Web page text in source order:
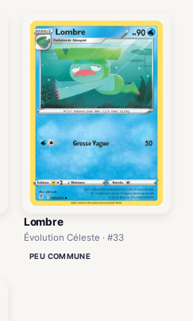
Lombre
Évolution Céleste · #33
PEU COMMUNE